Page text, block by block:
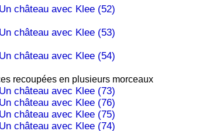
recoupées en plusieurs morceaux